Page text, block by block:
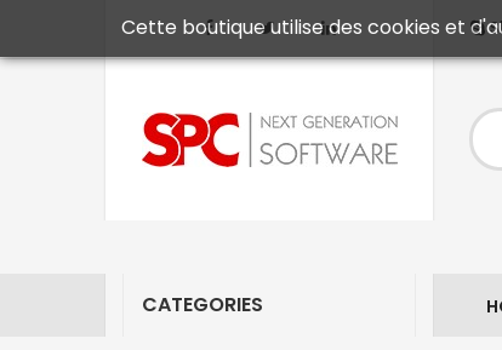
CATEGORIES
Cette boutique utilise des cookies et